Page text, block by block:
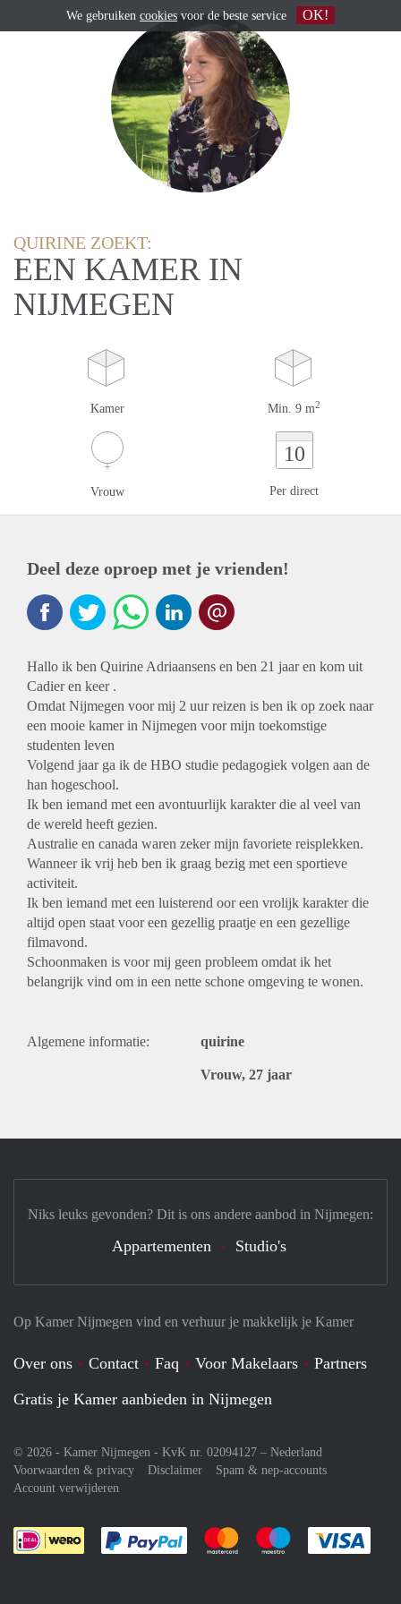
QUIRINE ZOEKT:
EEN KAMER IN
NIJMEGEN
Kamer Min. 9 m2
Vrouw
10
Per direct
Deel deze oproep met je vrienden!
Hallo ik ben Quirine Adriaansens en ben 21 jaar en kom uit
Cadier en keer .
Omdat Nijmegen voor mij 2 uur reizen is ben ik op zoek naar
een mooie kamer in Nijmegen voor mijn toekomstige
studenten leven
Volgend jaar ga ik de HBO studie pedagogiek volgen aan de
han hogeschool.
Ik ben iemand met een avontuurlijk karakter die al veel van
de wereld heeft gezien.
Australie en canada waren zeker mijn favoriete reisplekken.
Wanneer ik vrij heb ben ik graag bezig met een sportieve
activiteit.
Ik ben iemand met een luisterend oor een vrolijk karakter die
altijd open staat voor een gezellig praatje en een gezellige
filmavond.
Schoonmaken is voor mij geen probleem omdat ik het
belangrijk vind om in een nette schone omgeving te wonen.
Algemene informatie: quirine
Vrouw, 27 jaar
Op Kamer Nijmegen vind en verhuur je makkelijk je Kamer
Over ons Contact Faq Voor Makelaars
Partners
Gratis je Kamer aanbieden in Nijmegen
© 2026 - Kamer Nijmegen - KvK nr. 02094127 – Nederland
Voorwaarden & privacy
Disclaimer
Spam & nep-accounts
Account verwijderen
Je rekent gemakkelijk af met Paypal
Je rekent gemakkelijk af met
Je rekent
Niks leuks gevonden? Dit is ons andere aanbod in Nijmegen:
Appartementen Studio's
We gebruiken cookies voor de beste service OK!